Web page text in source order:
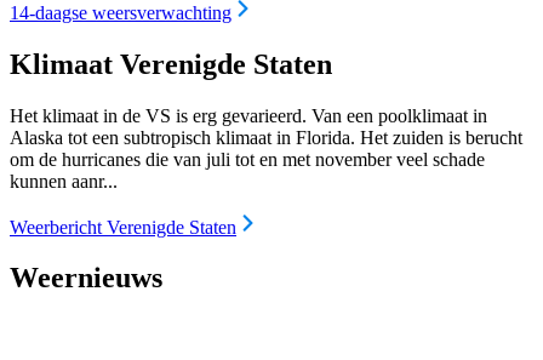
14-daagse weersverwachting
Klimaat Verenigde Staten
Het klimaat in de VS is erg gevarieerd. Van een poolklimaat in
Alaska tot een subtropisch klimaat in Florida. Het zuiden is berucht
om de hurricanes die van juli tot en met november veel schade
kunnen aanr...
Weerbericht Verenigde Staten
Weernieuws